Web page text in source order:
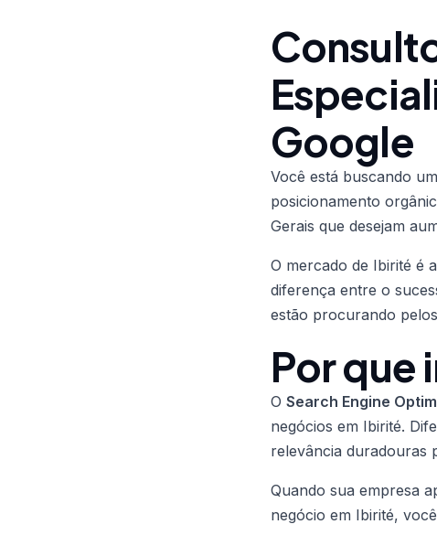
Google
Você está buscando
posicionamento
Gerais que desejam
O mercado de Ibirité é
diferença entre o
estão procurando
Por que
O Search Engine
negócios em Ibirité.
relevância duradouras
Quando sua empresa
negócio em Ibirité,